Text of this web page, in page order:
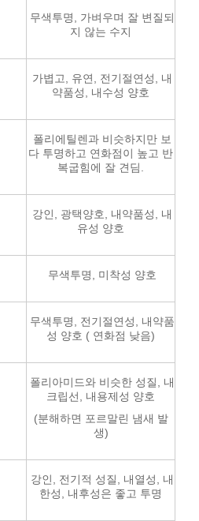
무색투명, 가벼우며 잘 변질되
지 않는 수지
가볍고, 유연, 전기절연성, 내
약품성, 내수성 양호
폴리에틸렌과 비슷하지만 보
다 투명하고 연화점이 높고 반
복굽힘에 잘 견딤.
강인, 광택양호, 내약품성, 내
유성 양호
무색투명, 미착성 양호
무색투명, 전기절연성, 내약품
성 양호 ( 연화점 낮음)
폴리아미드와 비슷한 성질, 내
크립선, 내용제성 양호
(분해하면 포르말린 냄새 발
생)
강인, 전기적 성질, 내열성, 내
한성, 내후성은 좋고 투명